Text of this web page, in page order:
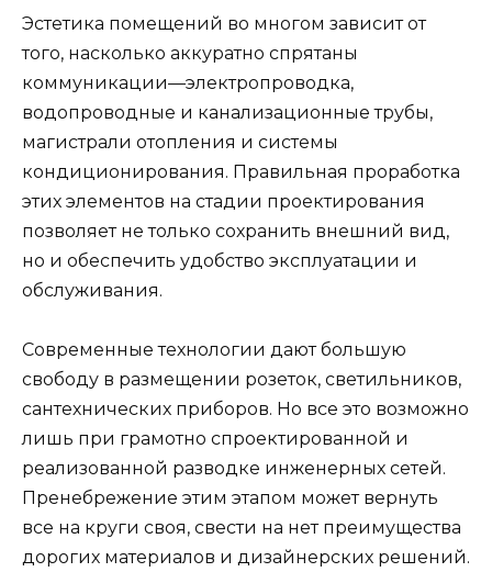
Эстетика помещений во многом зависит от
того, насколько аккуратно спрятаны
коммуникации—электропроводка,
водопроводные и канализационные трубы,
магистрали отопления и системы
кондиционирования. Правильная проработка
этих элементов на стадии проектирования
позволяет не только сохранить внешний вид,
но и обеспечить удобство эксплуатации и
обслуживания.
Современные технологии дают большую
свободу в размещении розеток, светильников,
сантехнических приборов. Но все это возможно
лишь при грамотно спроектированной и
реализованной разводке инженерных сетей.
Пренебрежение этим этапом может вернуть
все на круги своя, свести на нет преимущества
дорогих материалов и дизайнерских решений.